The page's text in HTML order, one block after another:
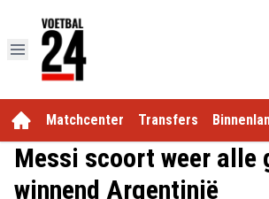
Matchcenter Transfers
Messi scoort weer alle
winnend Argentinië